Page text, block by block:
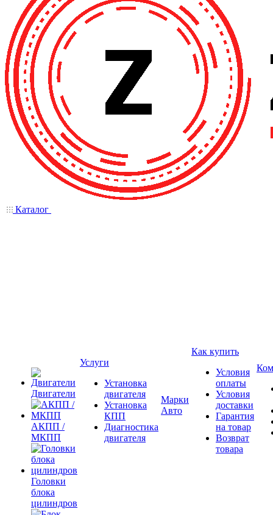
Каталог
Двигатели
АКПП /
МКПП
Головки
блока
цилиндров
Услуги
Установка
двигателя
Установка
КПП
Диагностика
двигателя
Марки
Авто
Как купить
Условия
оплаты
Условия
доставки
Гарантия
на товар
Возврат
товара